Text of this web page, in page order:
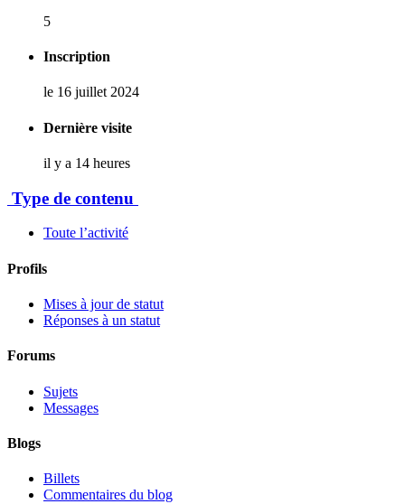
5
Inscription
le 16 juillet 2024
Dernière visite
il y a 14 heures
Type de contenu
Toute l’activité
Profils
Mises à jour de statut
Réponses à un statut
Forums
Sujets
Messages
Blogs
Billets
Commentaires du blog